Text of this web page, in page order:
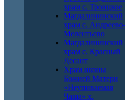
храм с. Троицкое
Магдалининский
храм с. Андреево-
Мелентьево
Магдалининский
храм с. Красный
Десант
Храм иконы
Божией Матери
«Неупиваемая
Чаша» х.